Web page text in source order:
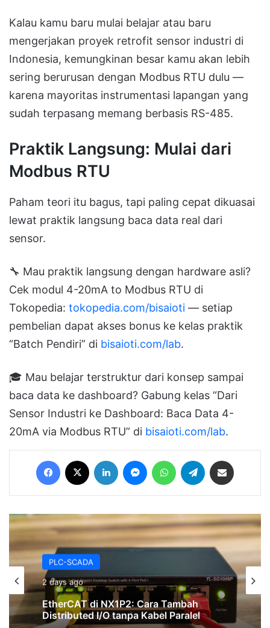
Kalau kamu baru mulai belajar atau baru
mengerjakan proyek retrofit sensor industri di
Indonesia, kemungkinan besar kamu akan lebih
sering berurusan dengan Modbus RTU dulu —
karena mayoritas instrumentasi lapangan yang
sudah terpasang memang berbasis RS-485.
Praktik Langsung: Mulai dari
Modbus RTU
Paham teori itu bagus, tapi paling cepat dikuasai
lewat praktik langsung baca data real dari
sensor.
🔧 Mau praktik langsung dengan hardware asli?
Cek modul 4-20mA to Modbus RTU di
Tokopedia: tokopedia.com/bisaioti — setiap
pembelian dapat akses bonus ke kelas praktik
“Batch Pendiri” di bisaioti.com/lab.
🎓 Mau belajar terstruktur dari konsep sampai
baca data ke dashboard? Gabung kelas “Dari
Sensor Industri ke Dashboard: Baca Data 4-
20mA via Modbus RTU” di bisaioti.com/lab.
Facebook LinkedIn MessengerWhatsAppTelegram
PLC-SCADA
2 days ago
EtherCAT di NX1P2: Cara Tambah
Distributed I/O tanpa Kabel Paralel